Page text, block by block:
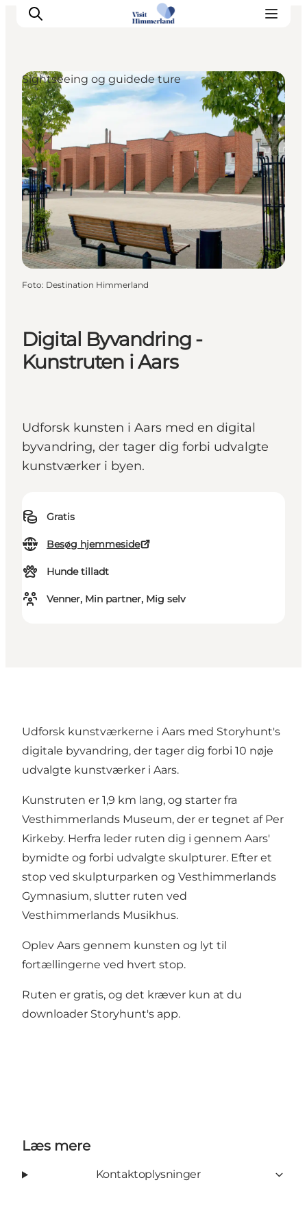
Oplev Himmerland
Udforsk naturen
Himmerlandsbyer
DET SKER
Planlæg din ferie
Book Oplevelser
Praktisk info
Digital Byvandring -
Kunstruten i Aars
Udforsk kunsten i Aars med en digital
byvandring, der tager dig forbi udvalgte
kunstværker i byen.
Gratis
Besøg hjemmeside
Hunde tilladt
Venner, Min partner, Mig selv
Sightseeing og guidede ture
Foto: Destination Himmerland
Udforsk kunstværkerne i Aars med Storyhunt's
digitale byvandring, der tager dig forbi 10 nøje
udvalgte kunstværker i Aars.
Kunstruten er 1,9 km lang, og starter fra
Vesthimmerlands Museum, der er tegnet af Per
Kirkeby. Herfra leder ruten dig i gennem Aars'
bymidte og forbi udvalgte skulpturer. Efter et
stop ved skulpturparken og Vesthimmerlands
Gymnasium, slutter ruten ved
Vesthimmerlands Musikhus.
Oplev Aars gennem kunsten og lyt til
fortællingerne ved hvert stop.
Ruten er gratis, og det kræver kun at du
downloader Storyhunt's app.
Læs mere
Kontaktoplysninger